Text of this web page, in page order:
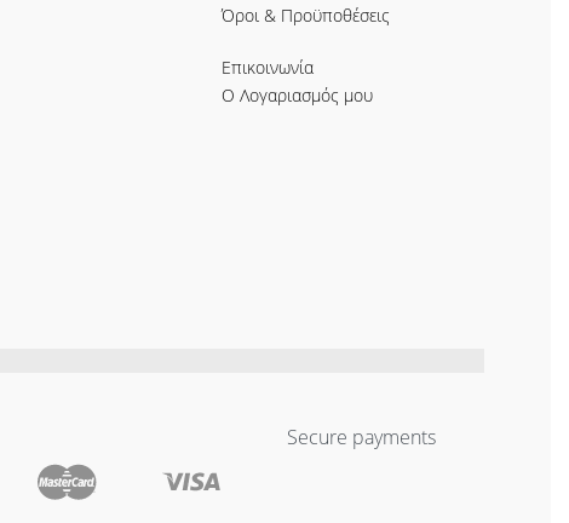
Όροι & Προϋποθέσεις
Επικοινωνία
Ο Λογαριασμός μου
Secure payments